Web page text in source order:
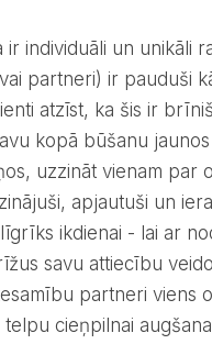
partneri) ir pauduši
atzīst, ka šis ir
kopā būšanu
uzzināt vienam par
apjautuši un
ikdienai - lai ar
savu attiecību
partneri viens
cieņpilnai